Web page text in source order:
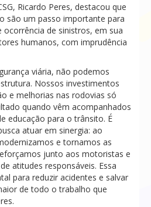
Ricardo Peres, destacou que
são um passo importante para
de sinistros, em sua
humanos, com imprudência
viária, não podemos
Nossos investimentos
e melhorias nas rodovias só
quando vêm acompanhados
educação para o trânsito. É
atuar em sinergia: ao
e tornamos as
junto aos motoristas e
atitudes responsáveis. Essa
para reduzir acidentes e salvar
de todo o trabalho que